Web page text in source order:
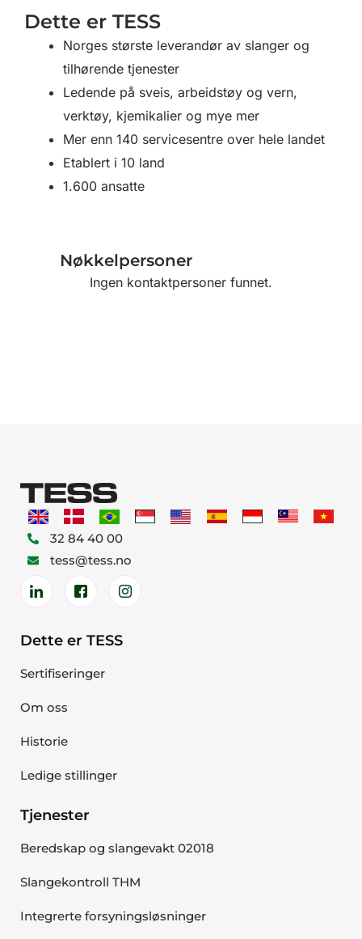
Dette er TESS
Norges største leverandør av slanger og
tilhørende tjenester
Ledende på sveis, arbeidstøy og vern,
verktøy, kjemikalier og mye mer
Mer enn 140 servicesentre over hele landet
Etablert i 10 land
1.600 ansatte
Nøkkelpersoner
Ingen kontaktpersoner funnet.
32 84 40 00
tess@tess.no
Dette er TESS
Sertifiseringer
Om oss
Historie
Ledige stillinger
Tjenester
Beredskap og slangevakt 02018
Slangekontroll THM
Integrerte forsyningsløsninger